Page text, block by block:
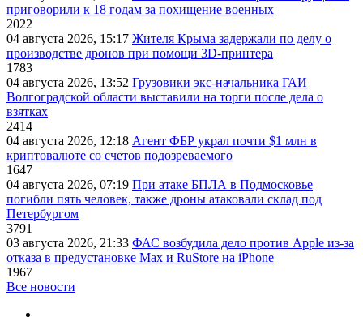
приговорили к 18 годам за похищение военных
2022
04 августа 2026, 15:17 Жителя Крыма задержали по делу о
производстве дронов при помощи 3D‑принтера
1783
04 августа 2026, 13:52 Грузовики экс-начальника ГАИ
Волгоградской области выставили на торги после дела о
взятках
2414
04 августа 2026, 12:18 Агент ФБР украл почти $1 млн в
криптовалюте со счетов подозреваемого
1647
04 августа 2026, 07:19 При атаке БПЛА в Подмосковье
погибли пять человек, также дроны атаковали склад под
Петербургом
3791
03 августа 2026, 21:33 ФАС возбудила дело против Apple из-за
отказа в предустановке Max и RuStore на iPhone
1967
Все новости